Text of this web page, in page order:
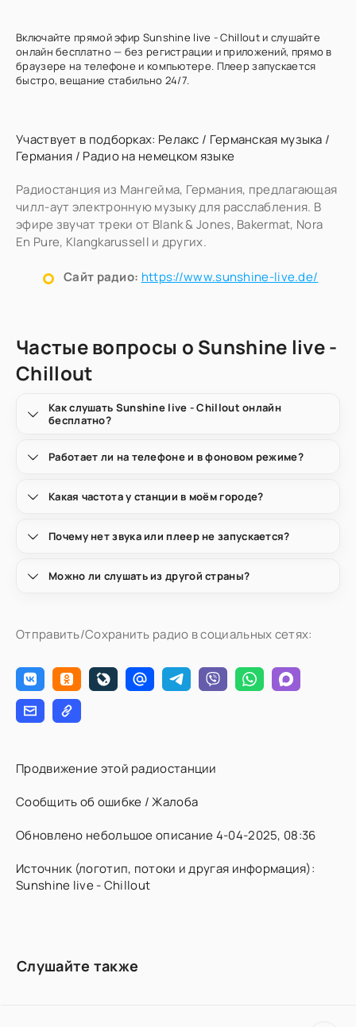
Включайте прямой эфир Sunshine live - Chillout и слушайте
онлайн бесплатно — без регистрации и приложений, прямо в
браузере на телефоне и компьютере. Плеер запускается
быстро, вещание стабильно 24/7.
Участвует в подборках: Релакс / Германская музыка /
Германия / Радио на немецком языке
Радиостанция из Мангейма, Германия, предлагающая
чилл-аут электронную музыку для расслабления. В
эфире звучат треки от Blank & Jones, Bakermat, Nora
En Pure, Klangkarussell и других.
Сайт радио: https://www.sunshine-live.de/
Частые вопросы о Sunshine live -
Chillout
Как слушать Sunshine live - Chillout онлайн
бесплатно?
Работает ли на телефоне и в фоновом режиме?
Какая частота у станции в моём городе?
Почему нет звука или плеер не запускается?
Можно ли слушать из другой страны?
Отправить/Сохранить радио в социальных сетях:
Продвижение этой радиостанции
Сообщить об ошибке / Жалоба
Обновлено небольшое описание 4-04-2025, 08:36
Источник (логотип, потоки и другая информация):
Sunshine live - Chillout
Слушайте также